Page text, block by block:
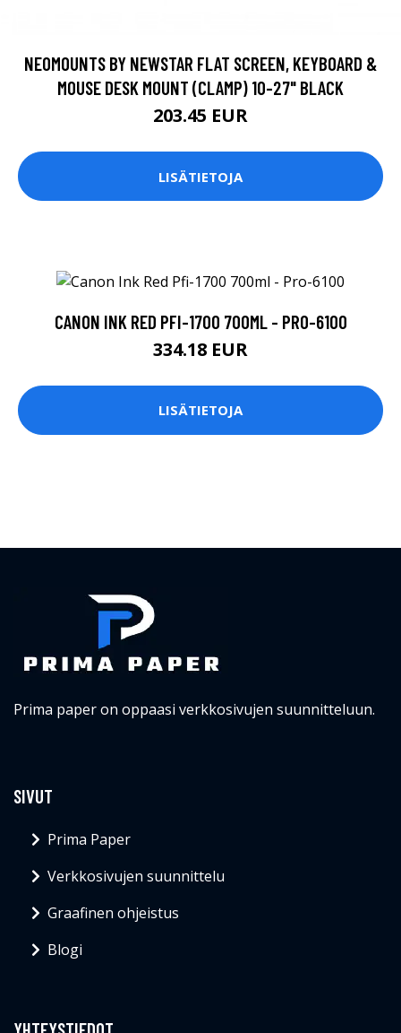
NEOMOUNTS BY NEWSTAR FLAT SCREEN, KEYBOARD &
MOUSE DESK MOUNT (CLAMP) 10-27" BLACK
203.45 EUR
LISÄTIETOJA
CANON INK RED PFI-1700 700ML - PRO-6100
334.18 EUR
LISÄTIETOJA
Prima paper on oppaasi verkkosivujen suunnitteluun.
SIVUT
Prima Paper
Verkkosivujen suunnittelu
Graafinen ohjeistus
Blogi